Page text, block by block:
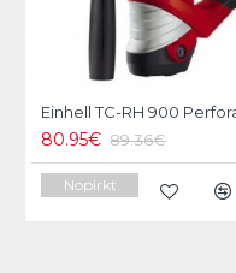
80.95€ 89.36€
Nopirkt